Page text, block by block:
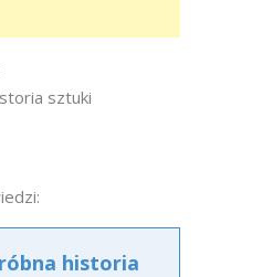
sztuki
historia